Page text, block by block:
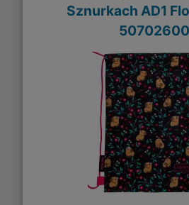
Sznurkach AD1